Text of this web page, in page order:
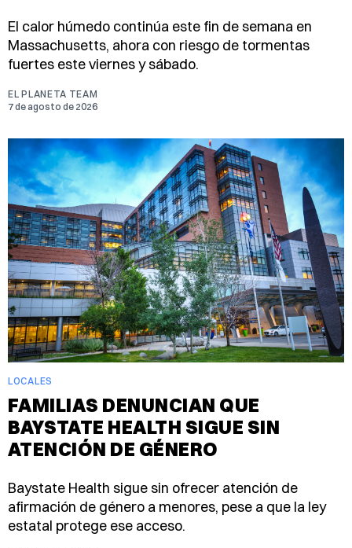
El calor húmedo continúa este fin de semana en
Massachusetts, ahora con riesgo de tormentas
fuertes este viernes y sábado.
EL PLANETA TEAM
7 de agosto de 2026
LOCALES
FAMILIAS DENUNCIAN QUE
BAYSTATE HEALTH SIGUE SIN
ATENCIÓN DE GÉNERO
Baystate Health sigue sin ofrecer atención de
afirmación de género a menores, pese a que la ley
estatal protege ese acceso.